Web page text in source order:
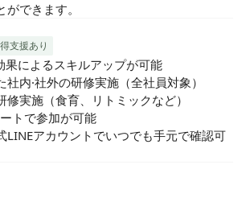
できます。
支援あり
果によるスキルアップが可能
社内·社外の研修実施（全社員対象）
修実施（食育、リトミックなど）
トで参加が可能
LINEアカウントでいつでも手元で確認可